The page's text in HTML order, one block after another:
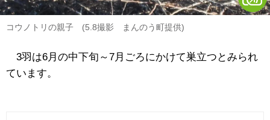
コウノトリの親子 (5.8撮影 まんのう町提供)
3羽は6月の中下旬～7月ごろにかけて巣立つとみられ
ています。